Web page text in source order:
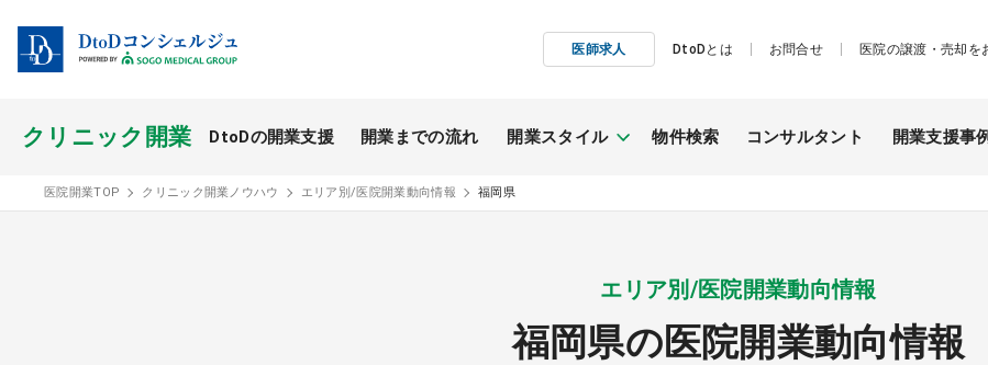
医師求人 DtoDとは お問合せ 医院の譲渡・売却を
クリニック開業 DtoDの開業支援 開業までの流れ 開業スタイル
開業スタイル TOP
継承開業
（医院継承）
物件検索 コンサルタント 開業支援事
医院開業TOP クリニック開業ノウハウ エリア別/医院開業動向情報 福岡県
エリア別/医院開業動向情報
福岡県の医院開業動向情報